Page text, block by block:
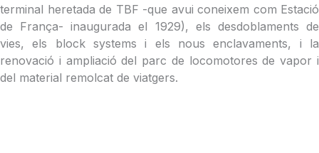
terminal heretada de TBF -que avui coneixem com Estació
de França- inaugurada el 1929), els desdoblaments de
vies, els block systems i els nous enclavaments, i la
renovació i ampliació del parc de locomotores de vapor i
del material remolcat de viatgers.